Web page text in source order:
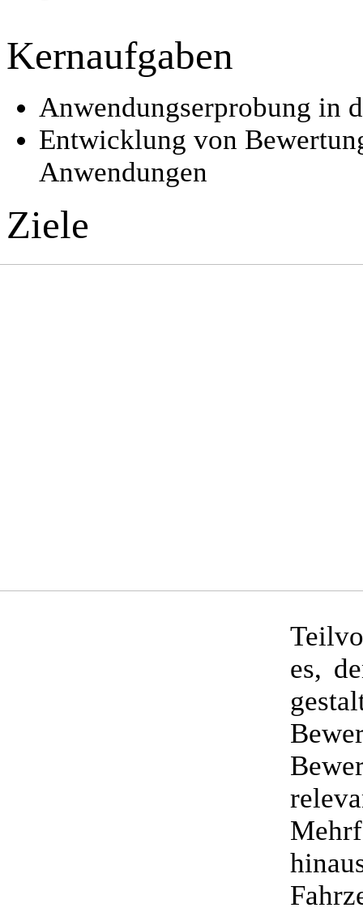
Kernaufgaben
Anwendungserprobung in
Entwicklung von
Anwendungen
Ziele
es,